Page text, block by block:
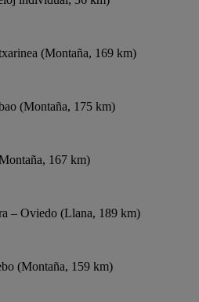
(Montaña, 169 km)
(Montaña, 175 km)
167 km)
– Oviedo (Llana, 189 km)
(Montaña, 159 km)